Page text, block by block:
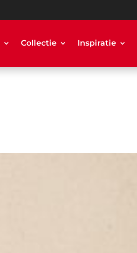
Collectie Inspiratie